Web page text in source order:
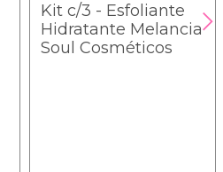
Kit c/3 - Esfoliante
Hidratante Melancia
Soul Cosméticos